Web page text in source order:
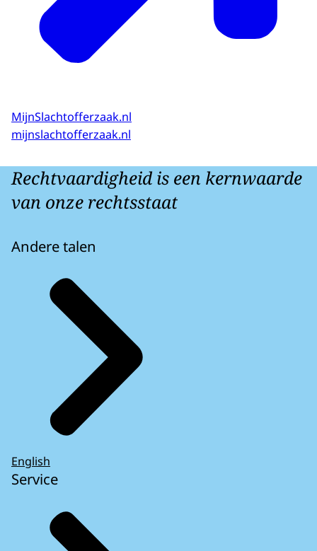
MijnSlachtofferzaak.nl
mijnslachtofferzaak.nl
Rechtvaardigheid is een kernwaarde
van onze rechtsstaat
Andere talen
English
Service